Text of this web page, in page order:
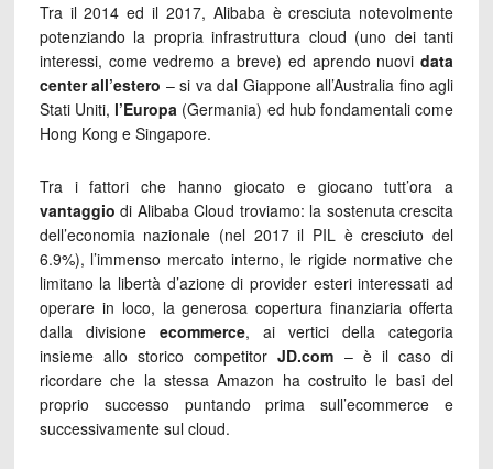
Tra il 2014 ed il 2017, Alibaba è cresciuta notevolmente
potenziando la propria infrastruttura cloud (uno dei tanti
interessi, come vedremo a breve) ed aprendo nuovidata
center all’estero – si va dal Giappone all’Australia fino agli
Stati Uniti, l’Europa (Germania) ed hub fondamentali come
Hong Kong e Singapore.
Tra i fattori che hanno giocato e giocano tutt’ora a
vantaggio di Alibaba Cloud troviamo: la sostenuta crescita
dell’economia nazionale (nel 2017 il PIL è cresciuto del
6.9%), l’immenso mercato interno, le rigide normative che
limitano la libertà d’azione di provider esteri interessati ad
operare in loco, la generosa copertura finanziaria offerta
dalla divisione ecommerce, ai vertici della categoria
insieme allo storico competitorJD.com – è il caso di
ricordare che la stessa Amazon ha costruito le basi del
proprio successo puntando prima sull’ecommerce e
successivamente sul cloud.